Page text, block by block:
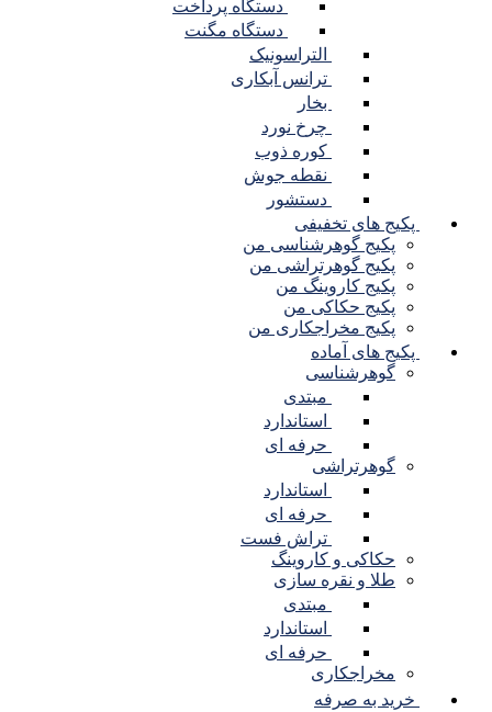
دستگاه پرداخت
دستگاه مگنت
التراسونیک
ترانس آبکاری
بخار
چرخ نورد
کوره ذوب
نقطه جوش
دستشور
پکیج های تخفیفی
پکیج گوهرشناسی من
پکیج گوهرتراشی من
پکیج کاروینگ من
پکیج حکاکی من
پکیج مخراجکاری من
پکیج های آماده
گوهرشناسی
مبتدی
استاندارد
حرفه ای
گوهرتراشی
استاندارد
حرفه ای
تراش فست
حکاکی و کاروینگ
طلا و نقره سازی
مبتدی
استاندارد
حرفه ای
مخراجکاری
خرید به صرفه